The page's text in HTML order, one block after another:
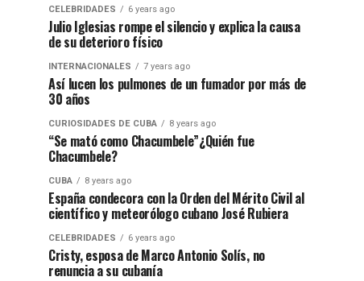
CELEBRIDADES 6 years ago
Julio Iglesias rompe el silencio y explica la causa
de su deterioro físico
INTERNACIONALES 7 years ago
Así lucen los pulmones de un fumador por más de
30 años
CURIOSIDADES DE CUBA 8 years ago
“Se mató como Chacumbele”¿Quién fue
Chacumbele?
CUBA 8 years ago
España condecora con la Orden del Mérito Civil al
científico y meteorólogo cubano José Rubiera
CELEBRIDADES 6 years ago
Cristy, esposa de Marco Antonio Solís, no
renuncia a su cubanía